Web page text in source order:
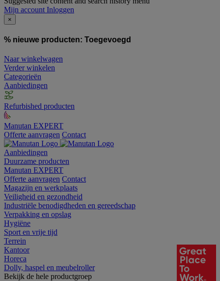
Mijn account Inloggen
×
% nieuwe producten: Toegevoegd
Naar winkelwagen
Verder winkelen
Categorieën
Aanbiedingen
Refurbished producten
Manutan EXPERT
Offerte aanvragen Contact
Aanbiedingen
Duurzame producten
Manutan EXPERT
Offerte aanvragen Contact
Magazijn en werkplaats
Veiligheid en gezondheid
Industriële benodigdheden en gereedschap
Verpakking en opslag
Hygiëne
Sport en vrije tijd
Terrein
Kantoor
Horeca
Dolly, haspel en meubelroller
Bekijk de hele productgroep